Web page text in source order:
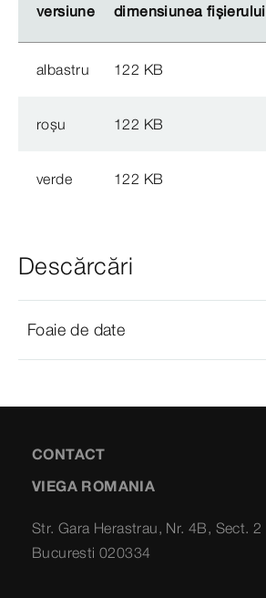
versiune dimensiunea fișierului
versiune dimensiunea fișierului
albastru 122 KB
roșu 122 KB
verde 122 KB
Descărcări
Foaie de date
CONTACT
VIEGA ROMANIA
Str. Gara Herastrau, Nr. 4B, Sect. 2
Bucuresti 020334